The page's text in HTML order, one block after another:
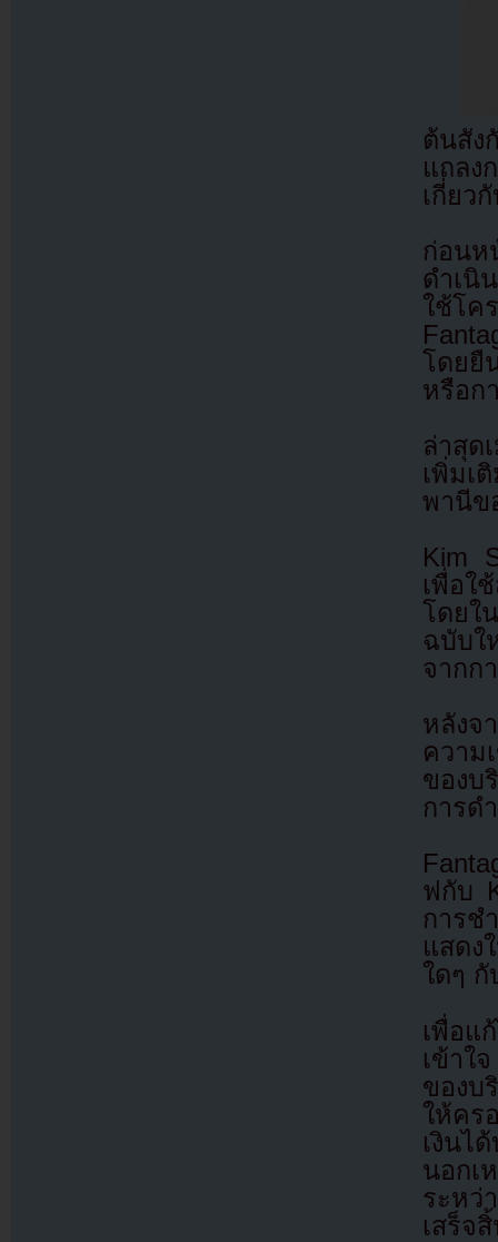
ต้นสัง
แถลง
เกี่ยว
ก่อน
ดำเนิ
ใช้โค
โดยยื
หรือก
ล่าสุด
เพิ่มเ
พานีข
Kim
เพื่อใ
โดยใ
ฉบับใ
จากก
หลังจ
ความ
ของบ
การด
ฟกับ
การช
แสดง
ใดๆ
เพื่อแ
เข้าใ
ของบ
ให้คร
เงินไ
นอก
ระหว่
เสร็จ